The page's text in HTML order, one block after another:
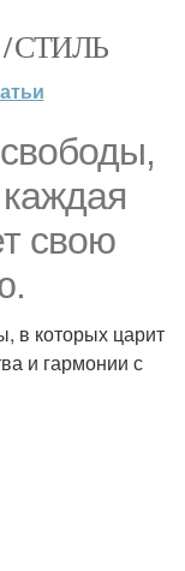
СТИЛЬ
каждая
свою
в которых царит
и гармонии с